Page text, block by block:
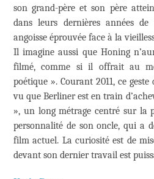
son grand-père et son père
dans leurs dernières années
angoisse éprouvée face à la
Il imagine aussi que Honing
filmé, comme si il offrait au
poétique ». Courant 2011, ce
vu que Berliner est en train
», un long métrage centré sur la
personnalité de son oncle, qui a
film actuel. La curiosité est de
devant son dernier travail est